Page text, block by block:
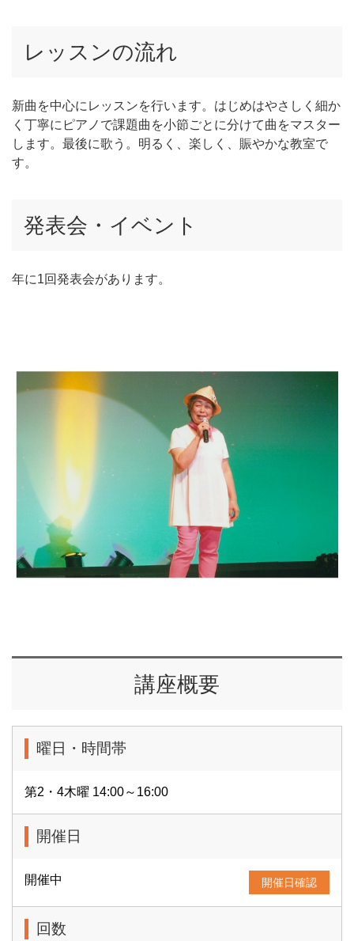
レッスンの流れ
新曲を中心にレッスンを行います。はじめはやさしく細か
く丁寧にピアノで課題曲を小節ごとに分けて曲をマスター
します。最後に歌う。明るく、楽しく、賑やかな教室で
す。
発表会・イベント
年に1回発表会があります。
講座概要
曜日・時間帯
第2・4木曜 14:00～16:00
開催日
開催中 開催日確認
回数